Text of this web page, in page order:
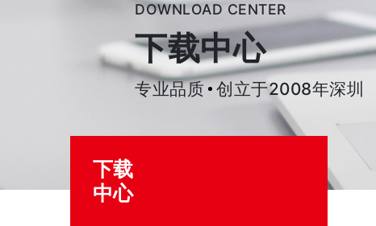
DOWNLOAD CENTER
下载中心
专业品质 创立于2008年深圳
下载
中心